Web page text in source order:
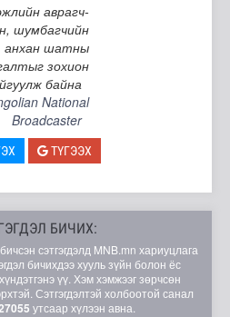
аврагч-
шумбагчийн
анхан шатны
зохион
байна
National
Broadcaster
ТҮГЭЭХ
БИЧИХ:
сэтгэгдэлд MNB.mn хариуцлага
бичихдээ хууль зүйн болон ёс
үү. Хэм хэмжээг зөрчсөн
Сэтгэгдэлтэй холбоотой санал
утсаар хүлээн авна.